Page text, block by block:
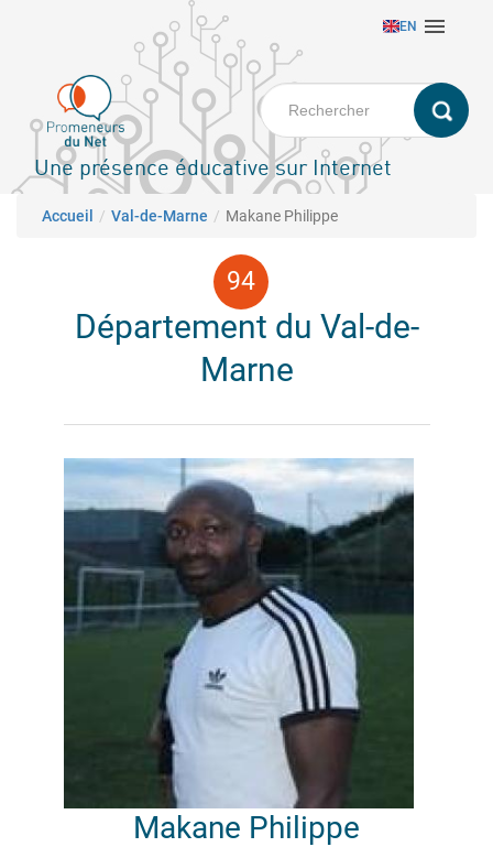
principal
EN 
Une présence éducative sur Internet
Fil d'Ariane
Accueil Val-de-Marne Makane Philippe
Département du Val-de-
Marne
Makane Philippe